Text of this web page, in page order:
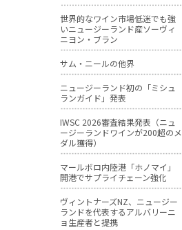
世界的なワイン市場低迷でも強
いニュージーランド産ソーヴィ
ニヨン・ブラン
サム・ニールの他界
ニュージーランド初の「ミシュ
ランガイド」発表
IWSC 2026審査結果発表（ニュ
ージーランドワインが200超のメ
ダル獲得）
マールボロ内陸港「ホノマイ」
開港でサプライチェーン強化
ヴィントナーズNZ、ニュージー
ランドを代表するアルバリーニ
ョ生産者と提携